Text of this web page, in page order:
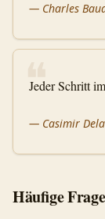
— Charles
❝
Jeder Schritt
— Casimir
Häufige